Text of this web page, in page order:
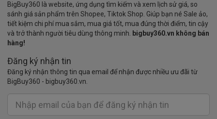
BigBuy360 là website, ứng dụng tìm kiếm và xem lịch sử giá, so
sánh giá sản phẩm trên Shopee, Tiktok Shop. Giúp bạn né Sale ảo,
tiết kiệm chi phí mua sắm, mua giá tốt, mua đúng thời điểm, tin cậy
và trở thành người tiêu dùng thông minh. bigbuy360.vn không bán
hàng!
Đăng ký nhận tin
Đăng ký nhận thông tin qua email để nhận được nhiều ưu đãi từ
BigBuy360 - bigbuy360.vn.